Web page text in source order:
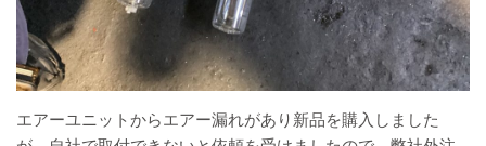
エアーユニットからエアー漏れがあり新品を購入しました